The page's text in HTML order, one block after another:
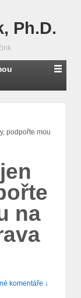
Ph.D.
podpořte mou
na
komentáře ↓